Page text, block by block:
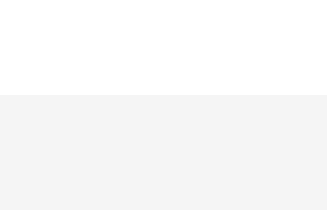
fois par Gonçalo Alves